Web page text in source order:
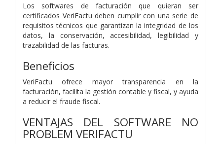
Los softwares de facturación que quieran ser
certificados VeriFactu deben cumplir con una serie de
requisitos técnicos que garantizan la integridad de los
datos, la conservación, accesibilidad, legibilidad y
trazabilidad de las facturas.
Beneficios
VeriFactu ofrece mayor transparencia en la
facturación, facilita la gestión contable y fiscal, y ayuda
a reducir el fraude fiscal.
VENTAJAS DEL SOFTWARE NO
PROBLEM VERIFACTU